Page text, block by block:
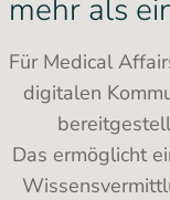
mehr als
Für Medical
digitalen
Das ermöglicht